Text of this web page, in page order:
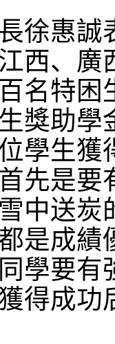
徐惠
西、廣
名特
獎助學
學生
先是要
中送
是成績
學要有
得成